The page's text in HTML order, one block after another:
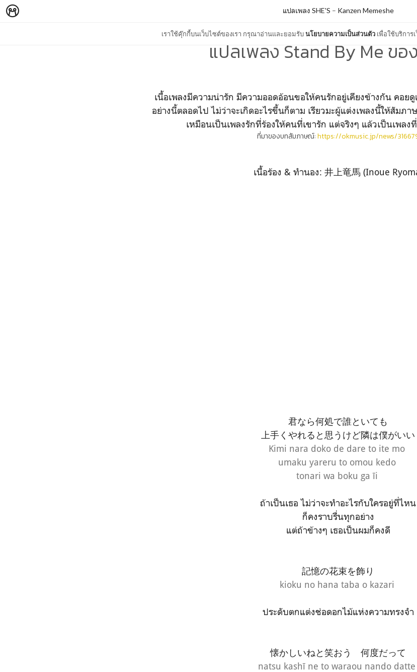
เราใช้คุ๊กกี้บนเว็บไซต์ของเรา กรุณาอ่านและยอมรับนโยบายความเป็นส่วนตัว เพื่อใช้บริการ
แปลเพลง SHE'S – Kanzen Memeshe
แปลเพลง Stand By Me ขอ
เนื้อเพลงมีความน่ารัก มีความออดอ้อนขอให้คนรักอยู่เคียงข้างกัน คอยดู
อย่างนี้ตลอดไป ไม่ว่าจะเกิดอะไรขึ้นก็ตาม เรียวมะผู้แต่งเพลงนี้ให้สัมภ
เหมือนเป็นเพลงรักที่ร้องให้คนที่เขารัก แต่จริงๆ แล้วเป็นเพล
ที่มาของบทสัมภาษณ์:https://okmusic.jp/news/
เนื้อร้อง & ทำนอง: 井上竜馬 (Inoue
君なら何処で誰といても
上手くやれると思うけど隣は僕がいい
Kimi nara doko de dare to ite mo
umaku yareru to omou kedo
tonari wa boku ga īi
ถ้าเป็นเธอ ไม่ว่าจะทำอะไรกับใครอยู่ที่ไหน
ก็คงราบรื่นทุกอย่าง
แต่ถ้าข้างๆ เธอเป็นผมก็คงดี
記憶の花束を飾り
kioku no hana taba o kazari
ประดับตกแต่งช่อดอกไม้แห่งความทรงจำ
懐かしいねと笑おう 何度だって
natsu kashī ne to waraou nando datte